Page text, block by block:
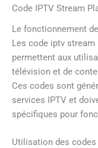
Code IPTV Stream
Le fonctionnement
Les code iptv
permettent aux
télévision et de
Ces codes sont
services IPTV et
spécifiques pour
Utilisation des codes